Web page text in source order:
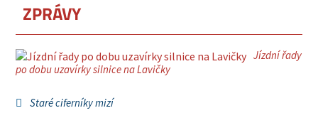
ZPRÁVY
Jízdní řady
po dobu uzavírky silnice na Lavičky
Staré ciferníky mizí